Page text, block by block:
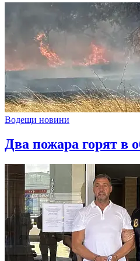
Водещи новини
Два пожара горят в